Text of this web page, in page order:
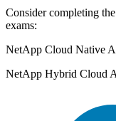
Consider completing
exams:
NetApp Cloud Native
NetApp Hybrid Cloud